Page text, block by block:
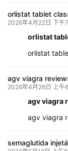
orlistat tablet
2026年4月22日 下午
orlistat
orlistat
agv viagra
2026年4月26日 上午
agv viagra
agv viagra
semaglutida